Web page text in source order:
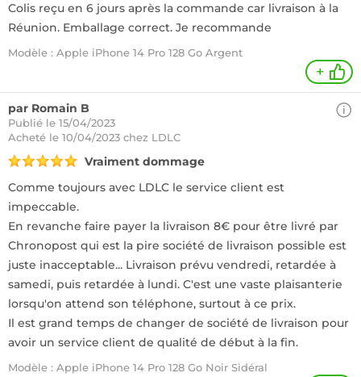
Colis reçu en 6 jours après la commande car livraison à la
Réunion. Emballage correct. Je recommande
Modèle : Apple iPhone 14 Pro 128 Go Argent
+
par Romain B
Publié le 15/04/2023
Acheté le 10/04/2023 chez LDLC
Vraiment dommage
Comme toujours avec LDLC le service client est
impeccable.
En revanche faire payer la livraison 8€ pour être livré par
Chronopost qui est la pire société de livraison possible est
juste inacceptable... Livraison prévu vendredi, retardée à
samedi, puis retardée à lundi. C'est une vaste plaisanterie
lorsqu'on attend son téléphone, surtout à ce prix.
Il est grand temps de changer de société de livraison pour
avoir un service client de qualité de début à la fin.
Modèle : Apple iPhone 14 Pro 128 Go Noir Sidéral